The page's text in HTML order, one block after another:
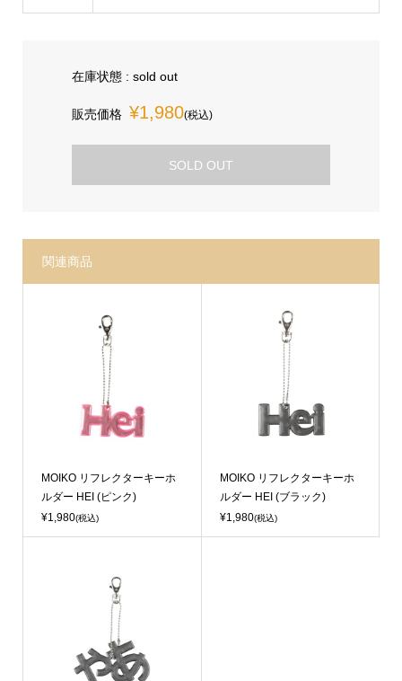
在庫状態 : sold out
販売価格 ¥1,980(税込)
SOLD OUT
関連商品
MOIKO リフレクターキーホ
ルダー HEI (ピンク)
¥1,980(税込)
MOIKO リフレクターキーホ
ルダー HEI (ブラック)
¥1,980(税込)